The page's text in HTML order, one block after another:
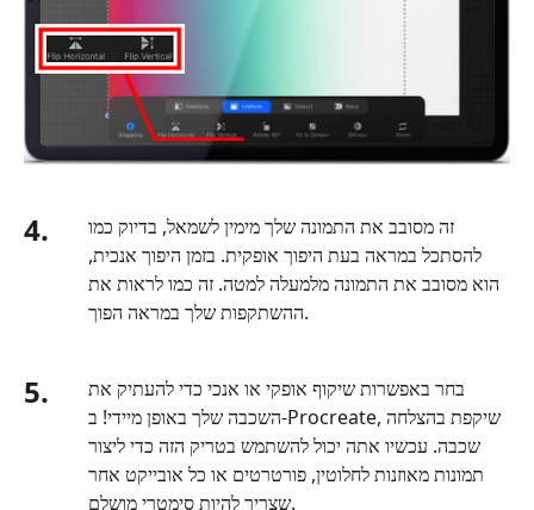
4.
זה מסובב את התמונה שלך מימין לשמאל, בדיוק כמו
להסתכל במראה בעת היפוך אופקית. בזמן היפוך אנכית,
הוא מסובב את התמונה מלמעלה למטה. זה כמו לראות את
ההשתקפות שלך במראה הפוך.
5.
בחר באפשרות שיקוף אופקי או אנכי כדי להעתיק את
השכבה שלך באופן מיידי! ב-Procreate, שיקפת בהצלחה
שכבה. עכשיו אתה יכול להשתמש בטריק הזה כדי ליצור
תמונות מאוזנות לחלוטין, פורטרטים או כל אובייקט אחר
שצריך להיות סימטרי מושלם.